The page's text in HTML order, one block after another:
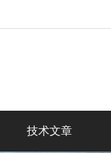
技术文章